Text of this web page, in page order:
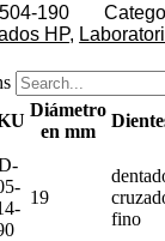
190
HP,
Diámetro
en mm
19
fino